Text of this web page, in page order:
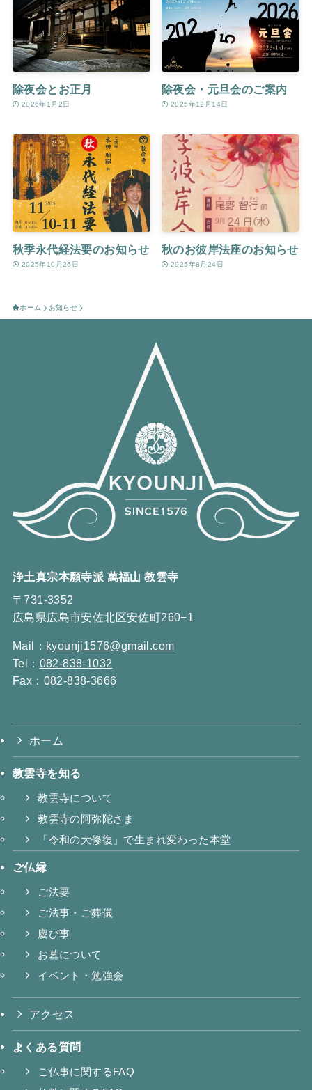
除夜会とお正月
2026年1月2日
除夜会・元旦会のご案内
2025年12月14日
秋季永代経法要のお知らせ
2025年10月26日
秋のお彼岸法座のお知らせ
2025年8月24日
ホーム お知らせ
浄土真宗本願寺派 萬福山 教雲寺
〒731-3352
広島県広島市安佐北区安佐町260−1
Mail： kyounji1576@gmail.com
Tel： 082-838-1032
Fax：082-838-3666
ホーム
教雲寺を知る
教雲寺について
教雲寺の阿弥陀さま
「令和の大修復」で生まれ変わった本堂
ご仏縁
ご法要
ご法事・ご葬儀
慶び事
お墓について
イベント・勉強会
アクセス
よくある質問
ご仏事に関するFAQ